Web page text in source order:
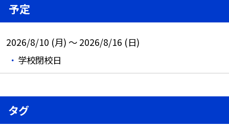
予定
2026/8/10 (月) ～ 2026/8/16 (日)
学校閉校日
タグ